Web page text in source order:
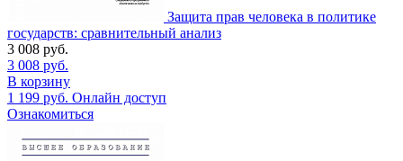
Защита прав человека в политике
государств: сравнительный анализ
3 008 руб.
3 008 руб.
В корзину
1 199 руб. Онлайн доступ
Ознакомиться